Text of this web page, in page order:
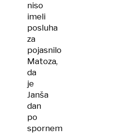
niso
imeli
posluha
za
pojasnilo
Matoza,
da
je
Janša
dan
po
spornem